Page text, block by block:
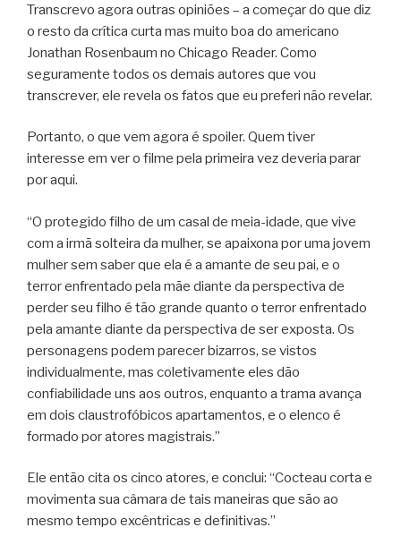
Transcrevo agora outras opiniões – a começar do que diz
o resto da crítica curta mas muito boa do americano
Jonathan Rosenbaum no Chicago Reader. Como
seguramente todos os demais autores que vou
transcrever, ele revela os fatos que eu preferi não revelar.
Portanto, o que vem agora é spoiler. Quem tiver
interesse em ver o filme pela primeira vez deveria parar
por aqui.
“O protegido filho de um casal de meia-idade, que vive
com a irmã solteira da mulher, se apaixona por uma jovem
mulher sem saber que ela é a amante de seu pai, e o
terror enfrentado pela mãe diante da perspectiva de
perder seu filho é tão grande quanto o terror enfrentado
pela amante diante da perspectiva de ser exposta. Os
personagens podem parecer bizarros, se vistos
individualmente, mas coletivamente eles dão
confiabilidade uns aos outros, enquanto a trama avança
em dois claustrofóbicos apartamentos, e o elenco é
formado por atores magistrais.”
Ele então cita os cinco atores, e conclui: “Cocteau corta e
movimenta sua câmara de tais maneiras que são ao
mesmo tempo excêntricas e definitivas.”